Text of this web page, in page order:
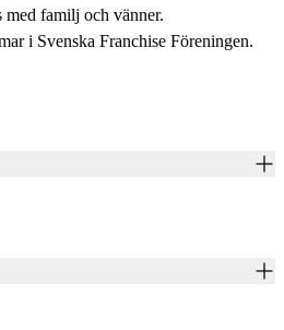
med familj och vänner.
i Svenska Franchise Föreningen.